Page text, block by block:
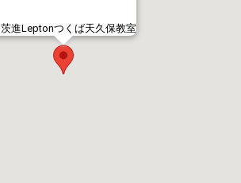
茨進Leptonつくば天久保教室